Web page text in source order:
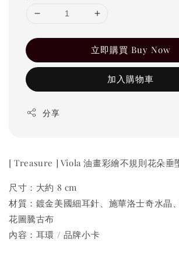
立即購買 Buy Now
加入購物車
分享
[ Treasure ] Viola 油畫彩繪不規則花朵垂
尺寸：大約 8 cm
材質：鍍金美國細耳針、施華洛士奇水晶
花圖騰古布
內容：耳環 / 品牌小卡